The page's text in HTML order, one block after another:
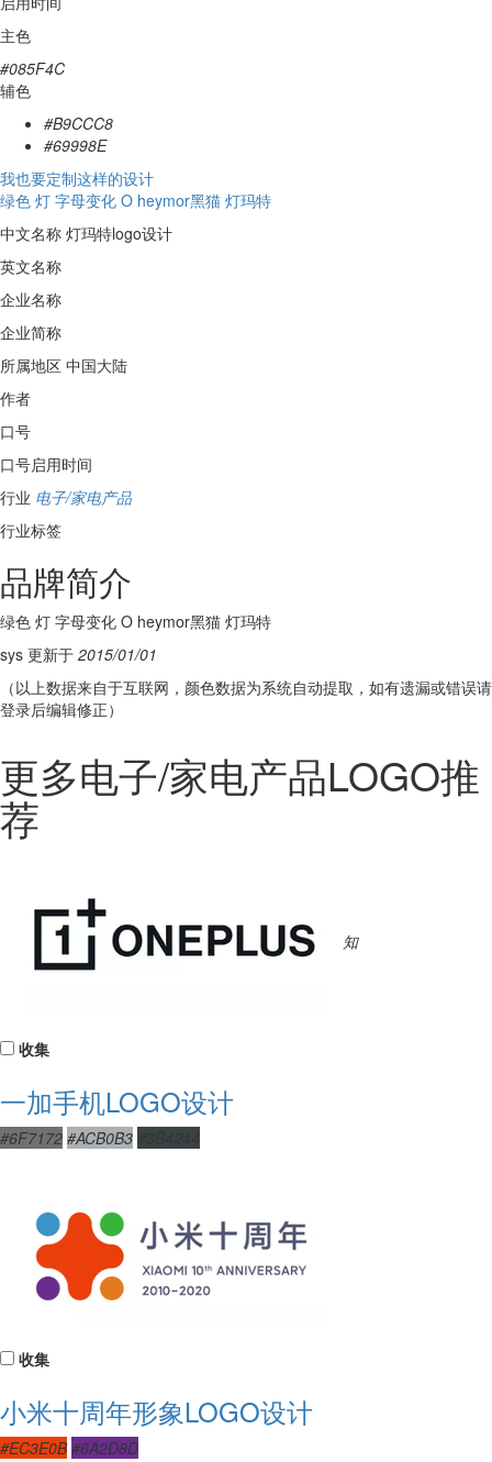
主色
#085F4C
辅色
#B9CCC8
#69998E
我也要定制这样的设计
绿色 灯 字母变化 O heymor黑猫 灯玛特
中文名称 灯玛特logo设计
英文名称
企业名称
企业简称
所属地区 中国大陆
作者
口号
口号启用时间
行业 电子/家电产品
行业标签
品牌简介
绿色 灯 字母变化 O heymor黑猫 灯玛特
sys 更新于 2015/01/01
（以上数据来自于互联网，颜色数据为系统自动提取，如有遗漏或错误请
登录后编辑修正）
更多电子/家电产品LOGO推
荐
知
收集
一加手机LOGO设计
#6F7172 #ACB0B3
收集
小米十周年形象LOGO设计
#EC3E0B #6A2D8D